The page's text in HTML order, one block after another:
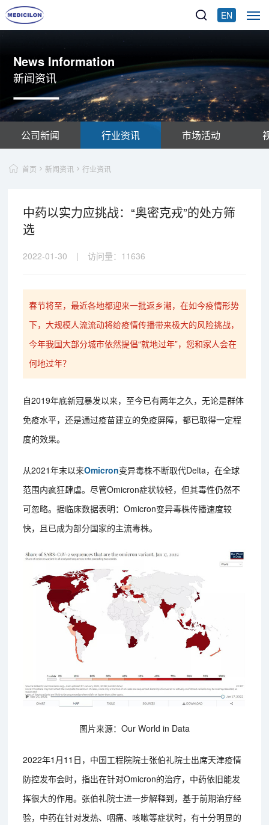
EN
News Information
新闻资讯
公司新闻 行业资讯 市场活动
首页 新闻资讯 行业资讯
中药以实力应挑战：“奥密克戎”的处方筛
选
2022-01-30 | 访问量： 11636
春节将至，最近各地都迎来一批返乡潮，在如今疫情形势
下，大规模人流流动将给疫情传播带来极大的风险挑战，
今年我国大部分城市依然提倡“就地过年”，您和家人会在
何地过年？
自2019年底新冠暴发以来，至今已有两年之久，无论是群体
免疫水平，还是通过疫苗建立的免疫屏障，都已取得一定程
度的效果。
从2021年末以来Omicron变异毒株不断取代Delta，在全球
范围内疯狂肆虐。尽管Omicron症状较轻，但其毒性仍然不
可忽略。据临床数据表明：Omicron变异毒株传播速度较
快，且已成为部分国家的主流毒株。
图片来源：Our World in Data
2022年1月11日，中国工程院院士张伯礼院士出席天津疫情
防控发布会时，指出在针对Omicron的治疗，中药依旧能发
挥很大的作用。张伯礼院士进一步解释到，基于前期治疗经
验，中药在针对发热、咽痛、咳嗽等症状时，有十分明显的